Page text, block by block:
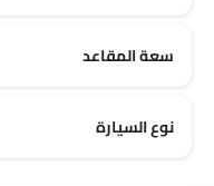
سعة المقاعد
نوع السيارة